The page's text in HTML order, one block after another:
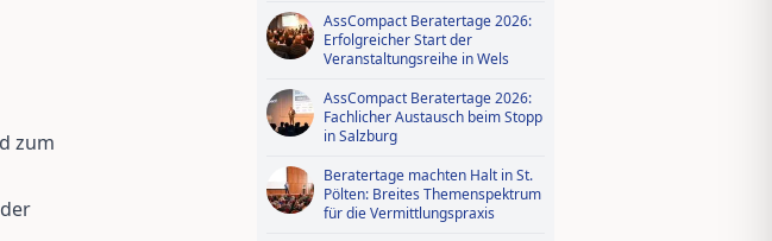
zum
AssCompact Beratertage 2026:
Erfolgreicher Start der
Veranstaltungsreihe in Wels
AssCompact Beratertage 2026:
Fachlicher Austausch beim Stopp
in Salzburg
Beratertage machten Halt in St.
Pölten: Breites Themenspektrum
für die Vermittlungspraxis